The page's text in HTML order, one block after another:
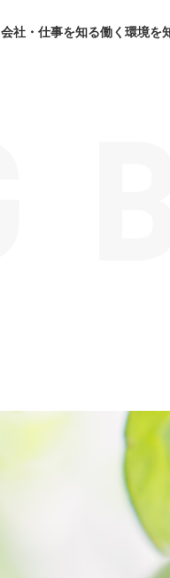
会社・仕事を知る働く環境を